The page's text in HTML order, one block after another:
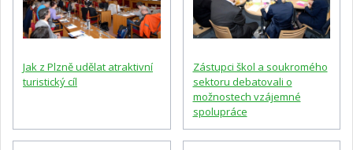
Jak z Plzně udělat atraktivní
turistický cíl
Zástupci škol a soukromého
sektoru debatovali o
možnostech vzájemné
spolupráce